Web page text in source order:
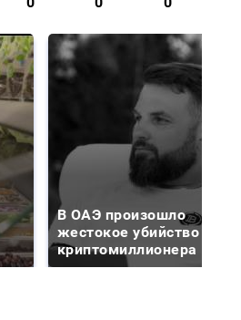
В ОАЭ произошло
жестокое убийство
криптомиллионера